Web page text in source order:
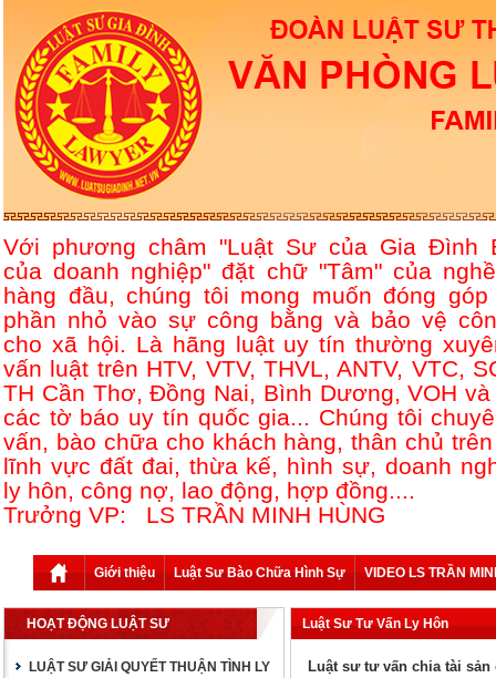
Với phương châm "Luật Sư của Gia Đình
của doanh nghiệp" đặt chữ "Tâm" của
hàng đầu, chúng tôi mong muốn đóng góp
phần nhỏ vào sự công bằng và bảo vệ
cho xã hội. Là hãng luật uy tín thường
vấn luật trên HTV, VTV, THVL, ANTV, VTC,
TH Cần Thơ, Đồng Nai, Bình Dương, VOH và
các tờ báo uy tín quốc gia... Chúng tôi
vấn, bào chữa cho khách hàng, thân chủ
lĩnh vực đất đai, thừa kế, hình sự, doanh
ly hôn, công nợ, lao động, hợp đồng....
Trưởng VP: LS TRẦN MINH HÙNG
Giới thiệu Luật Sư Bào Chữa Hình Sự VIDEO LS TRẦN
HOẠT ĐỘNG LUẬT SƯ
LUẬT SƯ GIẢI QUYẾT THUẬN TÌNH LY
Luật Sư Tư Vấn Ly Hôn
Luật sư tư vấn chia tài